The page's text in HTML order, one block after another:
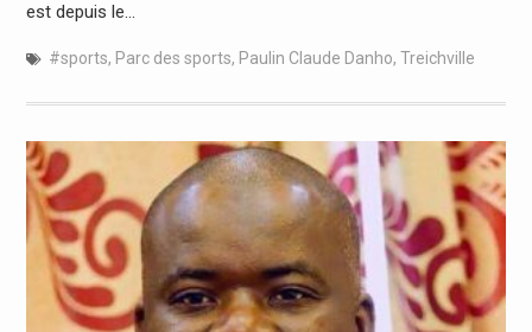
est depuis le…
#sports, Parc des sports, Paulin Claude Danho, Treichville